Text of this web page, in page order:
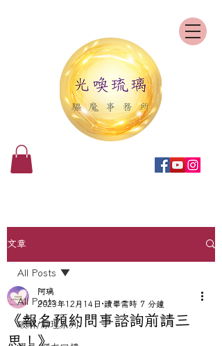
文章
All Posts
破解/原理系列
All Posts
《報名預約問事諮詢前請三
思！》
阿璃
2023年12月14日 讀畢需時 7 分鐘